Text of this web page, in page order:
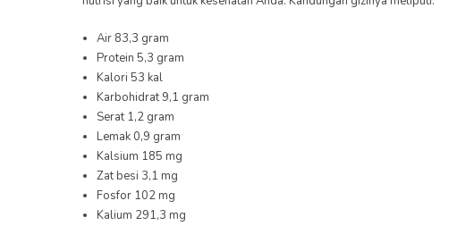
Air 83,3 gram
Protein 5,3 gram
Kalori 53 kal
Karbohidrat 9,1 gram
Serat 1,2 gram
Lemak 0,9 gram
Kalsium 185 mg
Zat besi 3,1 mg
Fosfor 102 mg
Kalium 291,3 mg